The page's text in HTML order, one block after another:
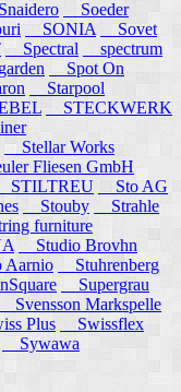
Soeder
SONIA
Sovet
Spectral
spectrum
Spot On
Starpool
STECKWERK
Stellar Works
Fliesen GmbH
STILTREU
Sto AG
Stouby
Strahle
furniture
Studio Brovhn
Aarnio
Stuhrenberg
Supergrau
Svensson Markspelle
Plus
Swissflex
Sywawa